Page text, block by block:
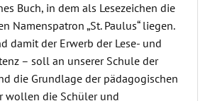
Buch, in dem als Lesezeichen die
Namenspatron „St. Paulus“ liegen.
damit der Erwerb der Lese- und
– soll an unserer Schule der
die Grundlage der pädagogischen
wollen die Schüler und